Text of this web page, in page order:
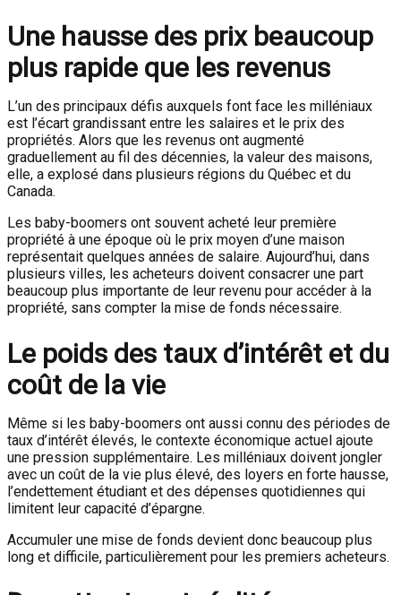
Une hausse des prix beaucoup
plus rapide que les revenus
L’un des principaux défis auxquels font face les milléniaux
est l’écart grandissant entre les salaires et le prix des
propriétés. Alors que les revenus ont augmenté
graduellement au fil des décennies, la valeur des maisons,
elle, a explosé dans plusieurs régions du Québec et du
Canada.
Les baby-boomers ont souvent acheté leur première
propriété à une époque où le prix moyen d’une maison
représentait quelques années de salaire. Aujourd’hui, dans
plusieurs villes, les acheteurs doivent consacrer une part
beaucoup plus importante de leur revenu pour accéder à la
propriété, sans compter la mise de fonds nécessaire.
Le poids des taux d’intérêt et du
coût de la vie
Même si les baby-boomers ont aussi connu des périodes de
taux d’intérêt élevés, le contexte économique actuel ajoute
une pression supplémentaire. Les milléniaux doivent jongler
avec un coût de la vie plus élevé, des loyers en forte hausse,
l’endettement étudiant et des dépenses quotidiennes qui
limitent leur capacité d’épargne.
Accumuler une mise de fonds devient donc beaucoup plus
long et difficile, particulièrement pour les premiers acheteurs.